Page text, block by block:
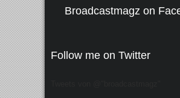
Broadcastmagz on
Follow me on Twitter